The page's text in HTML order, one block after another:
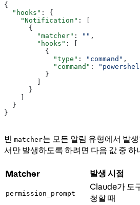
{
  "hooks"
: {
    "Notification"
: [
      {
        "matcher"
: "" ,
        "hooks"
: [
          {
            "type"
: "command" ,
            "command"
:
          }
      }
  }
}
빈 matcher는 모든 알림 유형에서 발
서만 발생하도록 하려면 다음 값 중 하
Matcher 발생 시점
permission_prompt
Claude가 도
청할 때